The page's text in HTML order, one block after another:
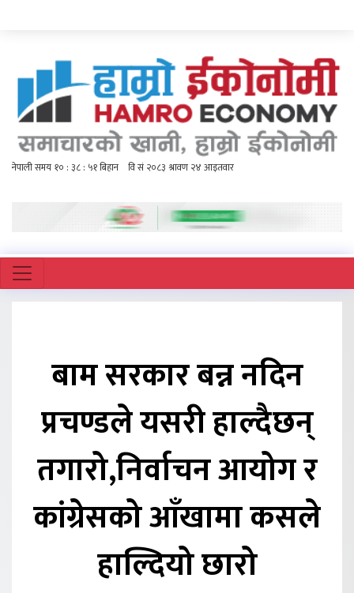
बाम सरकार बन्न नदिन
प्रचण्डले यसरी हाल्दैछन्
तगारो,निर्वाचन आयोग र
कांग्रेसको आँखामा कसले
हाल्दियो छारो